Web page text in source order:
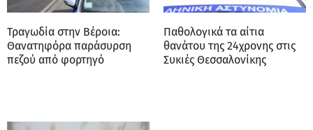
Τραγωδία στην Βέροια:
Θανατηφόρα παράσυρση
πεζού από φορτηγό
Παθολογικά τα αίτια
θανάτου της 24χρονης στις
Συκιές Θεσσαλονίκης